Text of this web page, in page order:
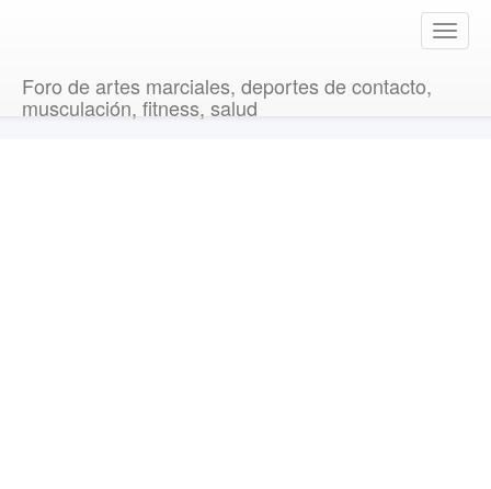
T
o
Foro de artes marciales, deportes de contacto,
musculación, fitness, salud